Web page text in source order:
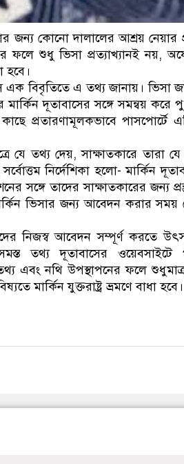
জন্য কোনো দালালের আশ্রয় নেয়ার
ফলে শুধু ভিসা প্রত্যাখ্যানই নয়,
হবে।
বিবৃতিতে এ তথ্য জানায়। ভিসা
দূতাবাসের সঙ্গে সমন্বয় করে
প্রতারণামূলকভাবে পাসপোর্টে
যে তথ্য দেয়, সাক্ষাতকারে তারা
নির্দেশিকা হলো- মার্কিন
সঙ্গে তাদের সাক্ষাতকারের জন্য
ভিসার জন্য আবেদন করার
নিজস্ব আবেদন সম্পূর্ণ করতে
তথ্য দূতাবাসের ওয়েবসাইটে
এবং নথি উপস্থাপনের ফলে শুধুমাত্র
মার্কিন যুক্তরাষ্ট্র ভ্রমণে বাধা হবে।